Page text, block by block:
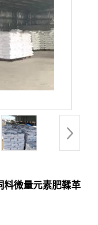
料微量元素肥鞣革